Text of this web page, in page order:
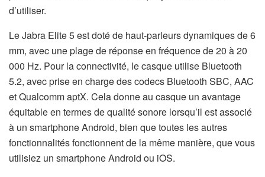
d’utiliser.
Le Jabra Elite 5 est doté de haut-parleurs dynamiques de 6
mm, avec une plage de réponse en fréquence de 20 à 20
000 Hz. Pour la connectivité, le casque utilise Bluetooth
5.2, avec prise en charge des codecs Bluetooth SBC, AAC
et Qualcomm aptX. Cela donne au casque un avantage
équitable en termes de qualité sonore lorsqu’il est associé
à un smartphone Android, bien que toutes les autres
fonctionnalités fonctionnent de la même manière, que vous
utilisiez un smartphone Android ou iOS.